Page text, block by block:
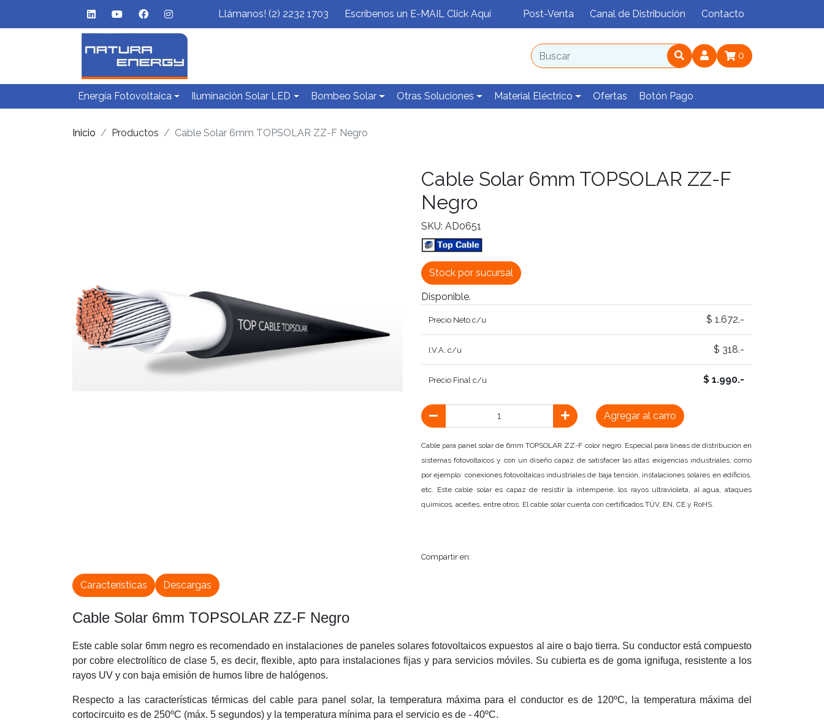
Llámanos! (2) 2232 1703 Escríbenos un E-MAIL Click Aquí Post-Venta Canal de Distribución Contacto
0
Energía Fotovoltaica Iluminación Solar LED Bombeo Solar Otras Soluciones Material Eléctrico Ofertas Botón Pago
Inicio Productos Cable Solar 6mm TOPSOLAR ZZ-F Negro
Cable Solar 6mm TOPSOLAR ZZ-F
Negro
SKU: AD0651
Stock por sucursal
Disponible.
Precio Neto c/u $ 1.672.-
I.V.A. c/u $ 318.-
Precio Final c/u $ 1.990.-
Agregar al carro
Cable para panel solar de 6mm TOPSOLAR ZZ-F color negro. Especial para líneas de distribución en
sistemas fotovoltaicos y con un diseño capaz de satisfacer las altas exigencias industriales, como
por ejemplo: conexiones fotovoltaicas industriales de baja tensión, instalaciones solares en edificios,
etc. Este cable solar es capaz de resistir la intemperie, los rayos ultravioleta, al agua, ataques
químicos, aceites, entre otros. El cable solar cuenta con certificados TÜV, EN, CE y RoHS.
Compartir en:
Cable Solar 6mm TOPSOLAR ZZ-F Negro
Este cable solar 6mm negro es recomendado en instalaciones de paneles solares fotovoltaicos expuestos al aire o bajo tierra. Su conductor está compuesto
por cobre electrolítico de clase 5, es decir, flexible, apto para instalaciones fijas y para servicios móviles. Su cubierta es de goma ignifuga, resistente a los
rayos UV y con baja emisión de humos libre de halógenos.
Respecto a las características térmicas del cable para panel solar, la temperatura máxima para el conductor es de 120ºC, la temperatura máxima del
cortocircuito es de 250ºC (máx. 5 segundos) y la temperatura mínima para el servicio es de - 40ºC.
Características Descargas